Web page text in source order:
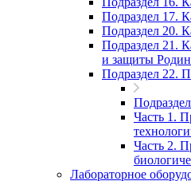
Подраздел 17.
Подраздел 20.
Подраздел 21.
и защиты
Подраздел 22.
Часть 1.
Часть 2.
Лабораторное